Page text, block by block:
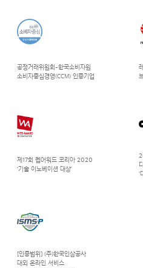
공정거래위원회-한국소비자원
소비자중심경영(CCM) 인증기업
제17회 웹어워드 코리아 2020
‘기술 이노베이션 대상’
‘
[인증범위] (주)한국인삼공사
대외 온라인 서비스